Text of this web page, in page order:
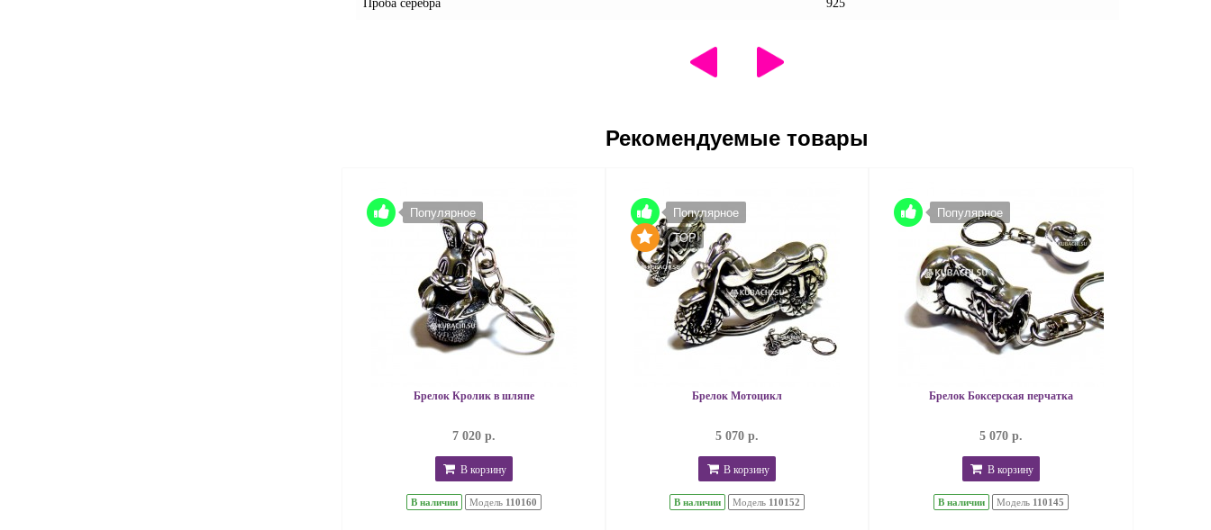
Проба серебра 925
Рекомендуемые товары
Популярное
Брелок Кролик в шляпе
7 020 р.
В корзину
В наличии Модель 110160
Популярное
TOP
Брелок Мотоцикл
5 070 р.
В корзину
В наличии Модель 110152
Популярное
Брелок Боксерская перчатка
5 070 р.
В корзину
В наличии Модель 110145